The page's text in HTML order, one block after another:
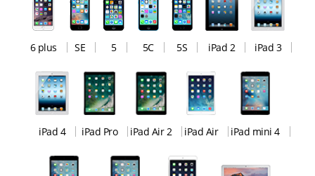
6 plus SE 5 5C 5S iPad 2 iPad 3
iPad 4 iPad Pro iPad Air 2 iPad Air iPad mini 4